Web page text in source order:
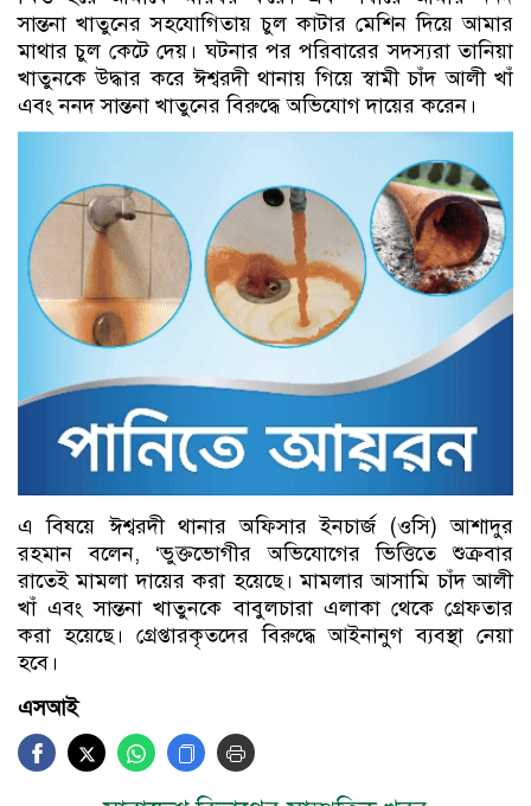
সান্তনা খাতুনের সহযোগিতায় চুল কাটার মেশিন দিয়ে আমার
মাথার চুল কেটে দেয়। ঘটনার পর পরিবারের সদস্যরা তানিয়া
খাতুনকে উদ্ধার করে ঈশ্বরদী থানায় গিয়ে স্বামী চাঁদ আলী খাঁ
এবং ননদ সান্তনা খাতুনের বিরুদ্ধে অভিযোগ দায়ের করেন।
এ বিষয়ে ঈশ্বরদী থানার অফিসার ইনচার্জ (ওসি) আশাদুর
রহমান বলেন, ‘ভুক্তভোগীর অভিযোগের ভিত্তিতে শুক্রবার
রাতেই মামলা দায়ের করা হয়েছে। মামলার আসামি চাঁদ আলী
খাঁ এবং সান্তনা খাতুনকে বাবুলচারা এলাকা থেকে গ্রেফতার
করা হয়েছে। গ্রেপ্তারকৃতদের বিরুদ্ধে আইনানুগ ব্যবস্থা নেয়া
হবে।
এসআই